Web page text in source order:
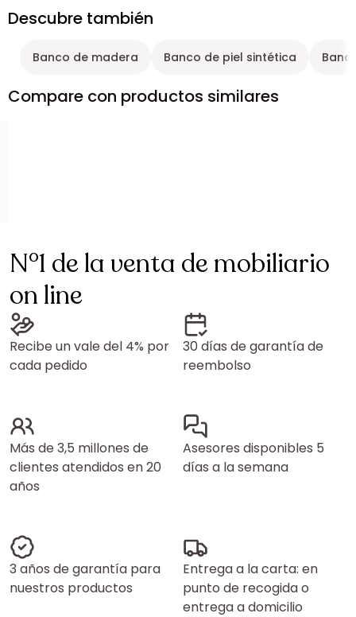
Descubre también
Banco de madera Banco de piel sintética
Compare con productos similares
N°1 de la venta de mobiliario
on line
Recibe un vale del 4% por
cada pedido
30 días de garantía de
reembolso
Más de 3,5 millones de
clientes atendidos en 20
años
Asesores disponibles 5
días a la semana
3 años de garantía para
nuestros productos
Entrega a la carta: en
punto de recogida o
entrega a domicilio